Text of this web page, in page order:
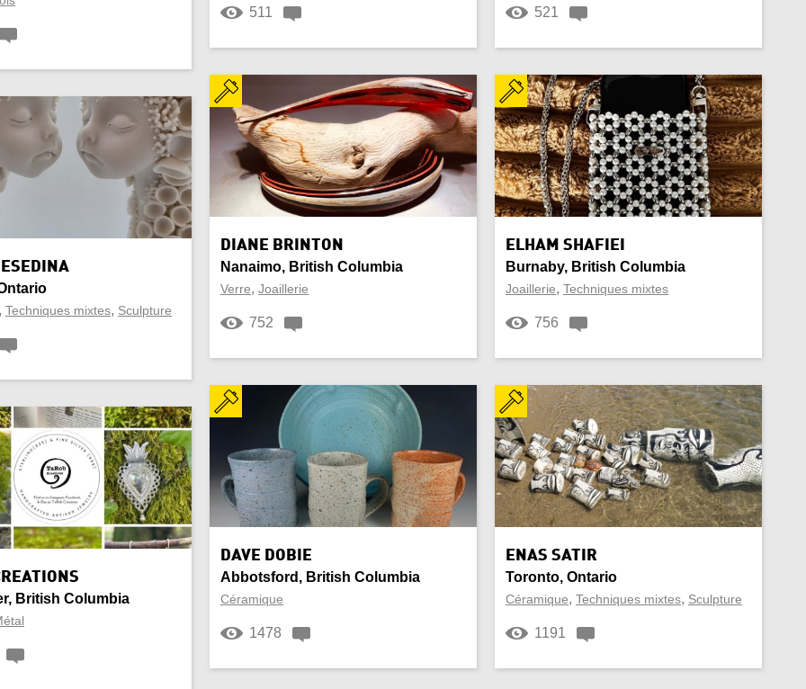
Soie Souvenir
Tapis
Tissage Vaissellerie
Vannerie Vase
vin Verres Vitrail
511 521
, Techniques mixtes, Sculpture
DIANE BRINTON
Nanaimo, British Columbia
Verre, Joaillerie
752
ELHAM SHAFIEI
Burnaby, British Columbia
Joaillerie, Techniques mixtes
756
British Columbia
DAVE DOBIE
Abbotsford, British Columbia
Céramique
1478
ENAS SATIR
Toronto, Ontario
Céramique, Techniques mixtes, Sculpture
1191